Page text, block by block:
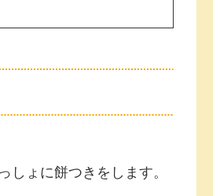
ょに餅つきをします。